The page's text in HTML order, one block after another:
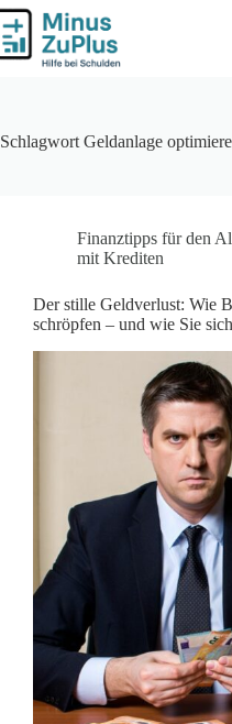
Zum
Inhalt
springen
Schlagwort Geldanlage
Finanztipps für den
mit Krediten
Der stille Geldverlust: Wie
schröpfen – und wie Sie